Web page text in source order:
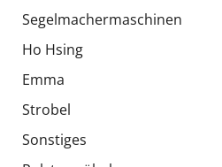
Segelmachermaschinen
Ho Hsing
Emma
Strobel
Sonstiges